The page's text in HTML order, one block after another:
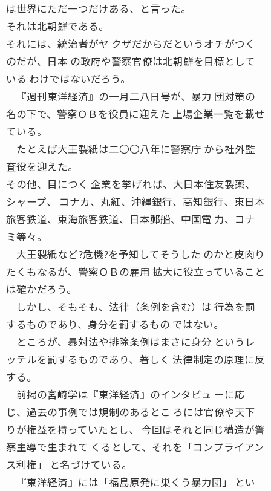
は世界にただ一つだけある、と言った。
それは北朝鮮である。
それには、統治者がヤ クザだからだというオチがつく
のだが、日本 の政府や警察官僚は北朝鮮を目標として
いる わけではないだろう。
『週刊東洋経済』の一月二八日号が、暴力 団対策の
名の下で、警察ＯＢを役員に迎えた 上場企業一覧を載せ
ている。
たとえば大王製紙は二〇〇八年に警察庁 から社外監
査役を迎えた。
その他、目につく 企業を挙げれば、大日本住友製薬、
シャープ、 コナカ、丸紅、沖縄銀行、高知銀行、東日本
旅客鉄道、東海旅客鉄道、日本郵船、中国電 力、コナ
ミ等々。
大王製紙など?危機?を予知してそうした のかと皮肉り
たくもなるが、警察ＯＢの雇用 拡大に役立っていること
は確かだろう。
しかし、そもそも、法律（条例を含む）は 行為を罰
するものであり、身分を罰するもの ではない。
ところが、暴対法や排除条例はまさに身分 というレ
ッテルを罰するものであり、著しく 法律制定の原理に反
する。
前掲の宮崎学は『東洋経済』のインタビュ ーに応
じ、過去の事例では規制のあるとこ ろには官僚や天下
りが権益を持っていたとし、 今回はそれと同じ構造が警
察主導で生まれて くるとして、それを「コンプライアン
ス利権」 と名づけている。
『東洋経済』には「福島原発に巣くう暴力団」 とい